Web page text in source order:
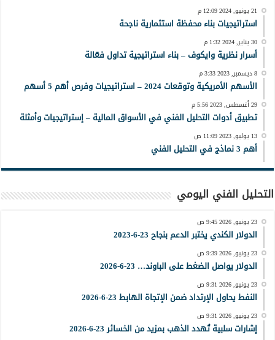
21 يونيو, 2024 12:09 م
استراتيجيات بناء محفظة استثمارية ناجحة
30 يناير, 2024 1:32 م
أسرار نظرية وايكوف – بناء استراتيجية تداول فعّالة
8 ديسمبر, 2023 3:33 م
الأسهم الأمريكية وتوقعات 2024 – استراتيجيات وفرص أهم 5 أسهم
29 أغسطس, 2023 5:56 م
تطبيق أدوات التحليل الفني في الأسواق المالية – إستراتيجيات وأمثلة
13 يوليو, 2023 11:09 ص
أهم 3 نماذج في التحليل الفني
التحليل الفني اليومي
23 يونيو, 2026 9:45 ص
الدولار الكندي يختبر الدعم بنجاح 23-6-2023
23 يونيو, 2026 9:39 ص
الدولار يواصل الضغط على الباوند… 23-6-2026
23 يونيو, 2026 9:31 ص
النفط يحاول الإرتداد ضمن الإتجاة الهابط 23-6-2026
23 يونيو, 2026 9:31 ص
إشارات سلبية تُهدد الذهب بمزيد من الخسائر 23-6-2026